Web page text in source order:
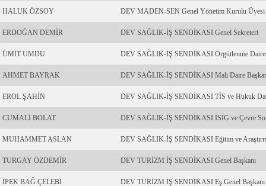
HALUK ÖZSOY DEV MADEN-SEN Genel Yönetim Kurulu Üyesi
ERDOĞAN DEMİR DEV SAĞLIK-İŞ SENDİKASI Genel Sekreteri
ÜMİT UMDU DEV SAĞLIK-İŞ SENDİKASI Örgütlenme
AHMET BAYRAK DEV SAĞLIK-İŞ SENDİKASI Mali Daire
EROL ŞAHİN DEV SAĞLIK-İŞ SENDİKASI TİS ve Hukuk
CUMALİ BOLAT DEV SAĞLIK-İŞ SENDİKASI İSİG ve Çevre
MUHAMMET ASLAN DEV SAĞLIK-İŞ SENDİKASI Eğitim ve
TURGAY ÖZDEMİR DEV TURİZM İŞ SENDİKASI Genel Başkanı
İPEK BAĞ ÇELEBİ DEV TURİZM İŞ SENDİKASI Eş Genel Başkanı